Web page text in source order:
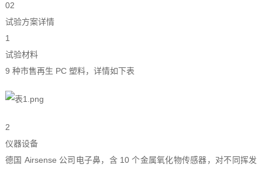
02
试验方案详情
1
试验材料
9 种市售再生 PC 塑料，详情如下表
2
仪器设备
德国 Airsense 公司电子鼻，含 10 个金属氧化物传感器，对不同挥发